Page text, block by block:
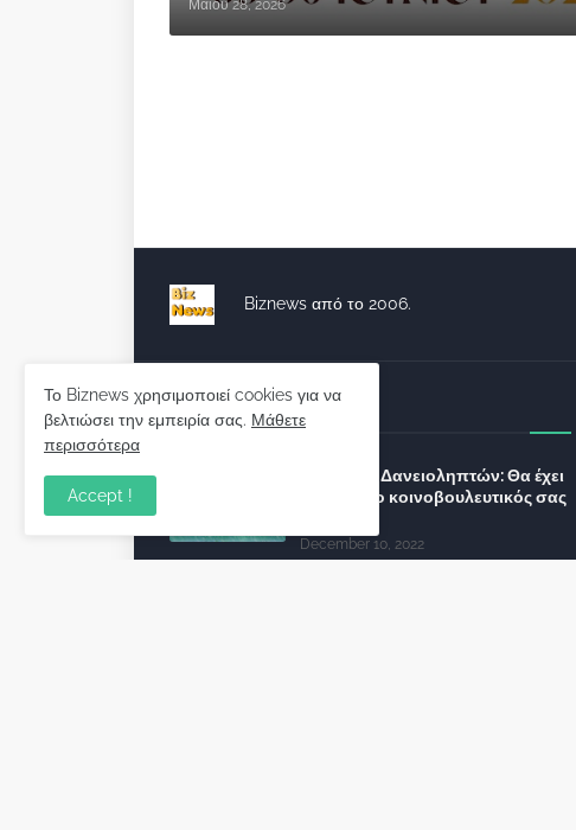
Μαΐου 28, 2026
Biznews από το 2006.
Απόψεις
Σύλλογος Δανειοληπτών: Θα έχει
συνέχεια ο κοινοβουλευτικός σας
December 10, 2022
Το Biznews χρησιμοποιεί cookies για να
βελτιώσει την εμπειρία σας. Μάθετε
περισσότερα
Accept !